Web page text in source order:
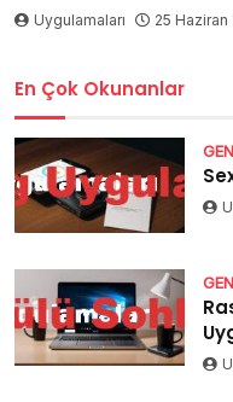
Uygulamaları 25 Haziran
En Çok Okunanlar